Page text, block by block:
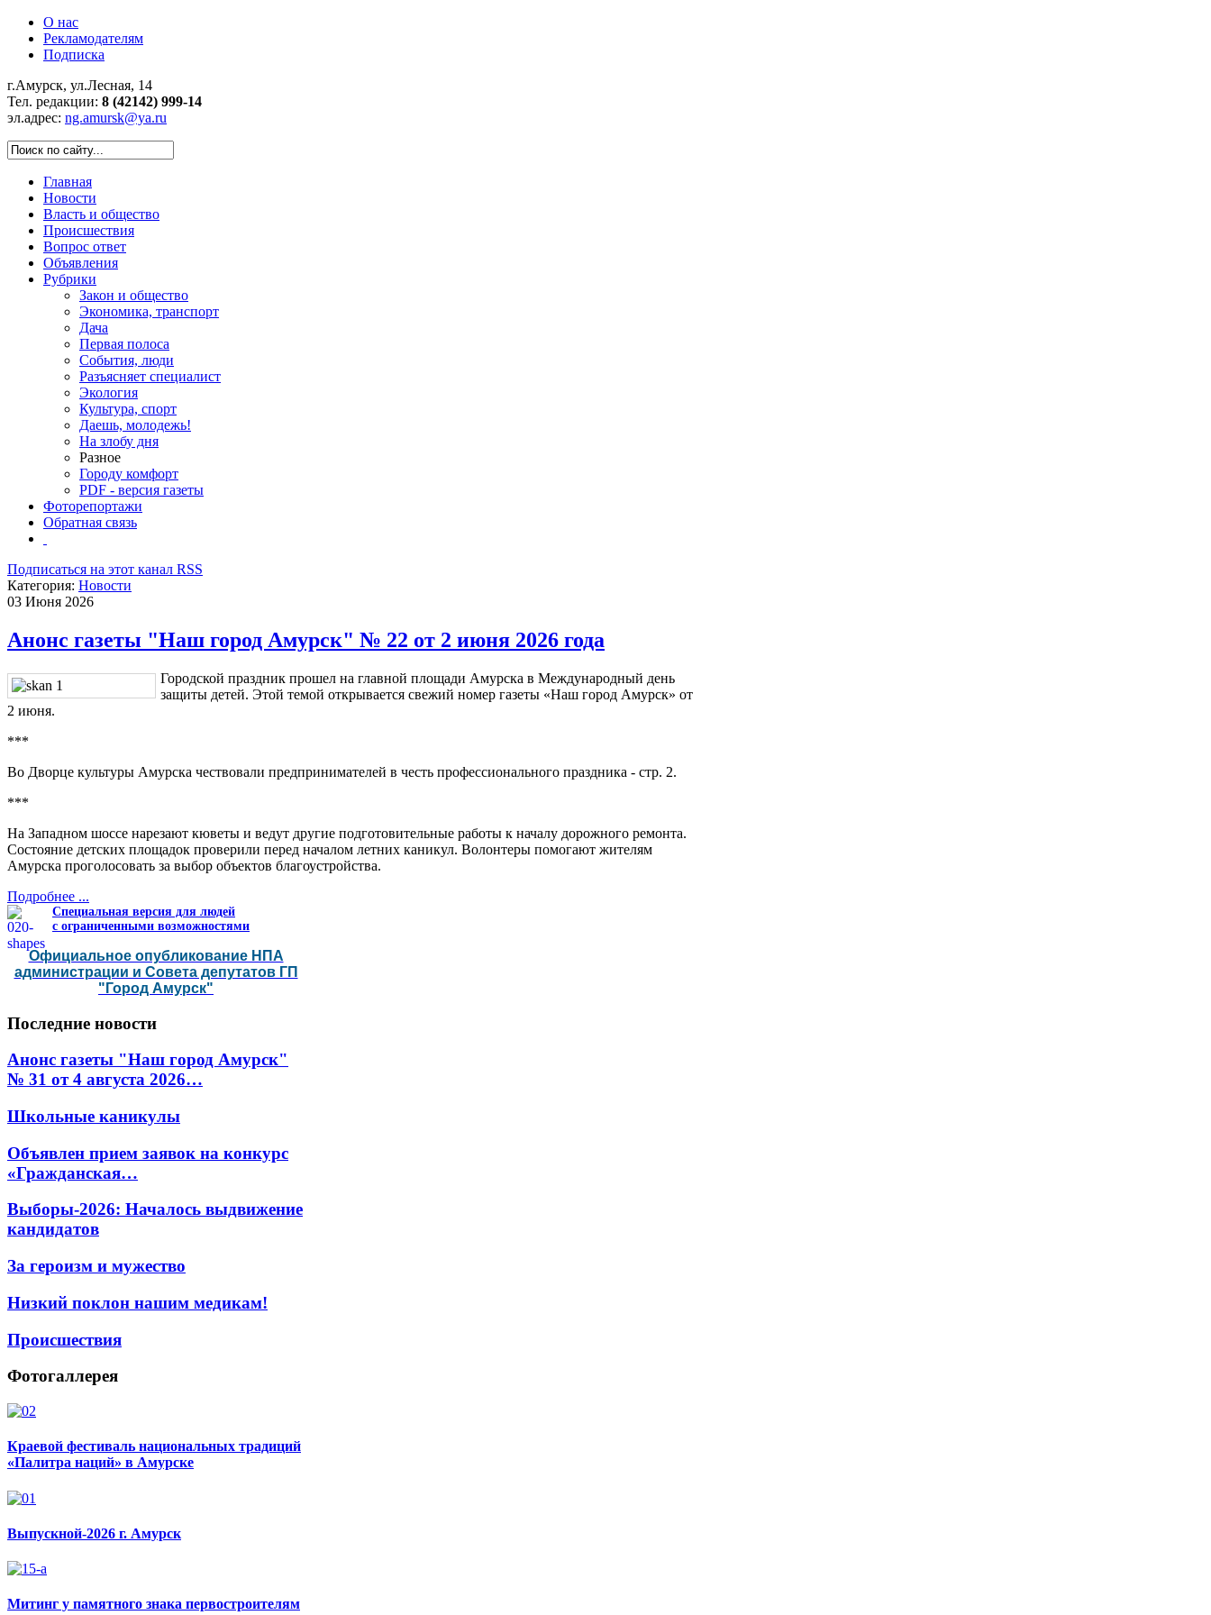
О нас
Рекламодателям
Подписка
г.Амурск, ул.Лесная, 14
Тел. редакции: 8 (42142) 999-14
эл.адрес: ng.amursk@ya.ru
Главная
Новости
Власть и общество
Происшествия
Вопрос ответ
Объявления
Рубрики
Закон и общество
Экономика, транспорт
Дача
Первая полоса
События, люди
Разъясняет специалист
Экология
Культура, спорт
Даешь, молодежь!
На злобу дня
Разное
Городу комфорт
PDF - версия газеты
Фоторепортажи
Обратная связь
Подписаться на этот канал RSS
Категория: Новости
03 Июня 2026
Анонс газеты "Наш город Амурск" № 22 от 2 июня 2026 года
Городской праздник прошел на главной площади Амурска в Международный день
защиты детей. Этой темой открывается свежий номер газеты «Наш город Амурск» от
2 июня.
***
Во Дворце культуры Амурска чествовали предпринимателей в честь профессионального праздника - стр. 2.
***
На Западном шоссе нарезают кюветы и ведут другие подготовительные работы к началу дорожного ремонта.
Состояние детских площадок проверили перед началом летних каникул. Волонтеры помогают жителям
Амурска проголосовать за выбор объектов благоустройства.
Подробнее ...
Специальная версия для людей
с ограниченными возможностями
Официальное опубликование НПА
администрации и Совета депутатов ГП
"Город Амурск"
Последние новости
Анонс газеты "Наш город Амурск"
№ 31 от 4 августа 2026…
Школьные каникулы
Объявлен прием заявок на конкурс
«Гражданская…
Выборы-2026: Началось выдвижение
кандидатов
За героизм и мужество
Низкий поклон нашим медикам!
Происшествия
Фотогаллерея
Краевой фестиваль национальных традиций
«Палитра наций» в Амурске
Выпускной-2026 г. Амурск
Митинг у памятного знака первостроителям